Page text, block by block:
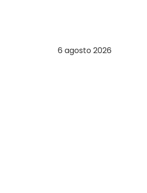
6 agosto 2026